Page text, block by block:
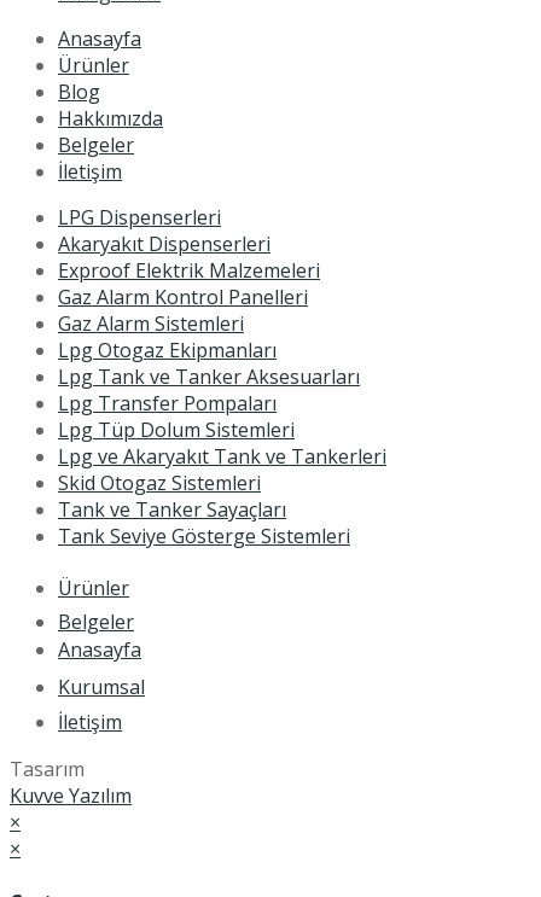
Anasayfa
Ürünler
Blog
Hakkımızda
Belgeler
İletişim
LPG Dispenserleri
Akaryakıt Dispenserleri
Exproof Elektrik Malzemeleri
Gaz Alarm Kontrol Panelleri
Gaz Alarm Sistemleri
Lpg Otogaz Ekipmanları
Lpg Tank ve Tanker Aksesuarları
Lpg Transfer Pompaları
Lpg Tüp Dolum Sistemleri
Lpg ve Akaryakıt Tank ve Tankerleri
Skid Otogaz Sistemleri
Tank ve Tanker Sayaçları
Tank Seviye Gösterge Sistemleri
Ürünler
Belgeler
Anasayfa
Kurumsal
İletişim
Tasarım
Kuvve Yazılım
×
×